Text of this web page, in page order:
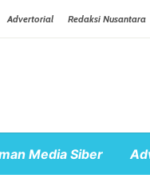
Advertorial Redaksi Nusantara
Media Siber